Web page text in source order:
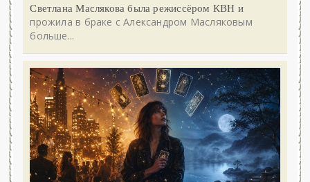
Светлана Маслякова была режиссёром КВН и
прожила в браке с Александром Масляковым
больше...